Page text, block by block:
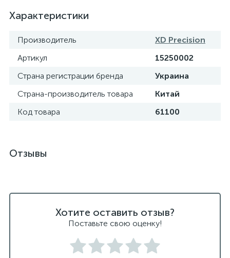
Характеристики
Производитель
XD Precision
Артикул
15250002
Страна регистрации бренда
Украина
Страна-производитель товара
Китай
Код товара
61100
Отзывы
Хотите оставить отзыв?
Поставьте свою оценку!